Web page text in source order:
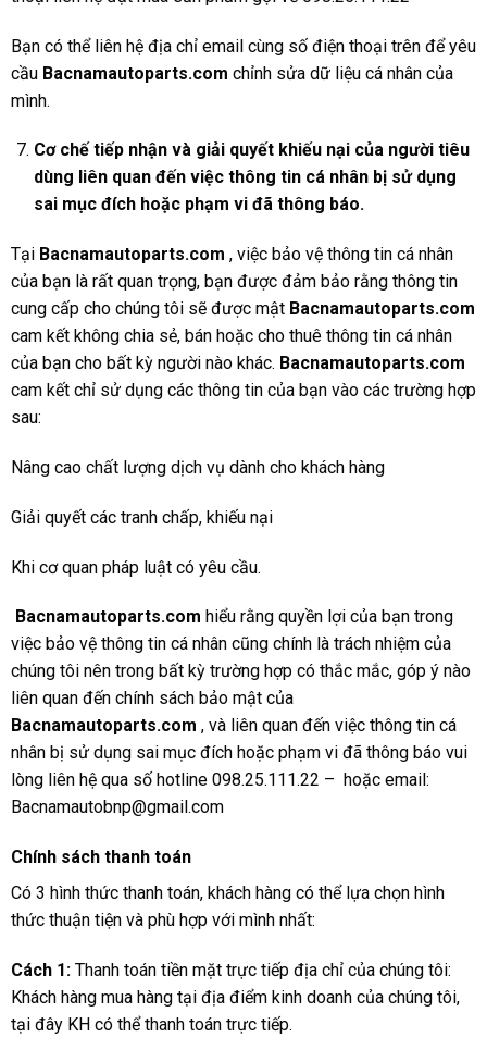
Bạn có thể liên hệ địa chỉ email cùng số điện thoại trên để yêu
cầu Bacnamautoparts.com chỉnh sửa dữ liệu cá nhân của
mình.
Cơ chế tiếp nhận và giải quyết khiếu nại của người tiêu
dùng liên quan đến việc thông tin cá nhân bị sử dụng
sai mục đích hoặc phạm vi đã thông báo.
Tại Bacnamautoparts.com , việc bảo vệ thông tin cá nhân
của bạn là rất quan trọng, bạn được đảm bảo rằng thông tin
cung cấp cho chúng tôi sẽ được mật Bacnamautoparts.com
cam kết không chia sẻ, bán hoặc cho thuê thông tin cá nhân
của bạn cho bất kỳ người nào khác. Bacnamautoparts.com
cam kết chỉ sử dụng các thông tin của bạn vào các trường hợp
sau:
Nâng cao chất lượng dịch vụ dành cho khách hàng
Giải quyết các tranh chấp, khiếu nại
Khi cơ quan pháp luật có yêu cầu.
Bacnamautoparts.com hiểu rằng quyền lợi của bạn trong
việc bảo vệ thông tin cá nhân cũng chính là trách nhiệm của
chúng tôi nên trong bất kỳ trường hợp có thắc mắc, góp ý nào
liên quan đến chính sách bảo mật của
Bacnamautoparts.com , và liên quan đến việc thông tin cá
nhân bị sử dụng sai mục đích hoặc phạm vi đã thông báo vui
lòng liên hệ qua số hotline 098.25.111.22 – hoặc email:
Bacnamautobnp@gmail.com
Chính sách thanh toán
Có 3 hình thức thanh toán, khách hàng có thể lựa chọn hình
thức thuận tiện và phù hợp với mình nhất:
Cách 1:Thanh toán tiền mặt trực tiếp địa chỉ của chúng tôi:
Khách hàng mua hàng tại địa điểm kinh doanh của chúng tôi,
tại đây KH có thể thanh toán trực tiếp.